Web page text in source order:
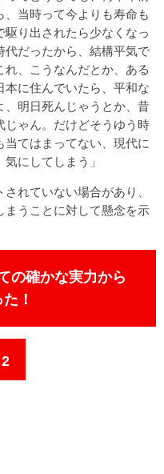
当時って今よりも寿命も
り出されたら少なくなっ
代だったから、結構平気で
、こうなんだとか、ある
本に住んでいたら、平和な
、明日死んじゃうとか、昔
じゃん。だけどそうゆう時
てはまってない、現代に
にしてしまう」
れていない場合があり、
まうことに対して懸念を示
の確かな実力から
！
2